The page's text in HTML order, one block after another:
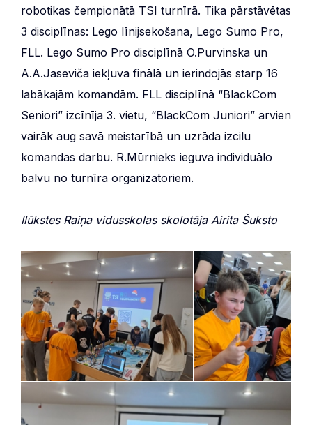
robotikas čempionātā TSI turnīrā. Tika pārstāvētas
3 disciplīnas: Lego līnijsekošana, Lego Sumo Pro,
FLL. Lego Sumo Pro disciplīnā O.Purvinska un
A.A.Jaseviča iekļuva finālā un ierindojās starp 16
labākajām komandām. FLL disciplīnā “BlackCom
Seniori” izcīnīja 3. vietu, “BlackCom Juniori” arvien
vairāk aug savā meistarībā un uzrāda izcilu
komandas darbu. R.Mūrnieks ieguva individuālo
balvu no turnīra organizatoriem.
Ilūkstes Raiņa vidusskolas skolotāja Airita Šuksto